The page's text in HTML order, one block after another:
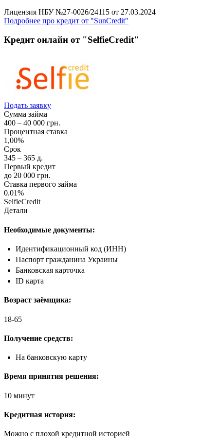
Лицензия НБУ №27-0026/24115 от 27.03.2024
Подробнее про кредит от "SunCredit"
Кредит онлайн от "SelfieCredit"
Подать заявку
Сумма займа
400 – 40 000 грн.
Процентная ставка
1,00%
Срок
345 – 365 д.
Первый кредит
до 20 000 грн.
Ставка первого займа
0.01%
SelfieCredit
Детали
Необходимые документы:
Идентификационный код (ИНН)
Паспорт гражданина Украины
Банковская карточка
ID карта
Возраст заёмщика:
18-65
Получение средств:
На банковскую карту
Время принятия решения:
10 минут
Кредитная история:
Можно с плохой кредитной историей